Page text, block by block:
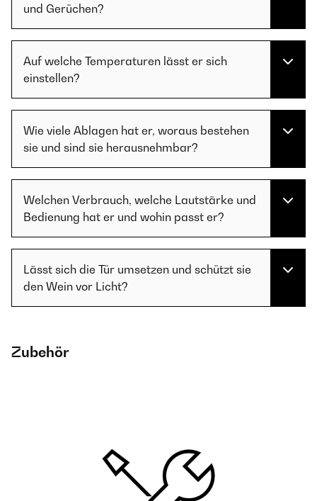
und Gerüchen?
Auf welche Temperaturen lässt er sich
einstellen?
Wie viele Ablagen hat er, woraus bestehen
sie und sind sie herausnehmbar?
Welchen Verbrauch, welche Lautstärke und
Bedienung hat er und wohin passt er?
Lässt sich die Tür umsetzen und schützt sie
den Wein vor Licht?
Zubehör